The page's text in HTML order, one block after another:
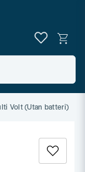
Volt (Utan batteri)